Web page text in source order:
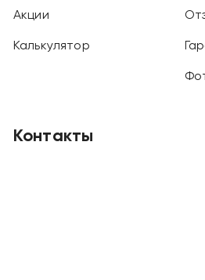
Акции
Калькулятор
Контакты